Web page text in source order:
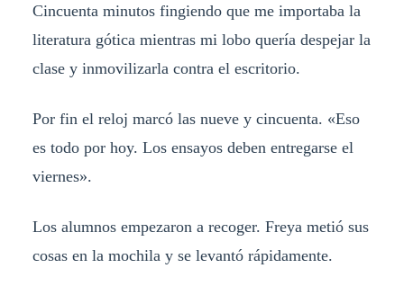
Cincuenta minutos fingiendo que me importaba la
literatura gótica mientras mi lobo quería despejar la
clase y inmovilizarla contra el escritorio.
Por fin el reloj marcó las nueve y cincuenta. «Eso
es todo por hoy. Los ensayos deben entregarse el
viernes».
Los alumnos empezaron a recoger. Freya metió sus
cosas en la mochila y se levantó rápidamente.